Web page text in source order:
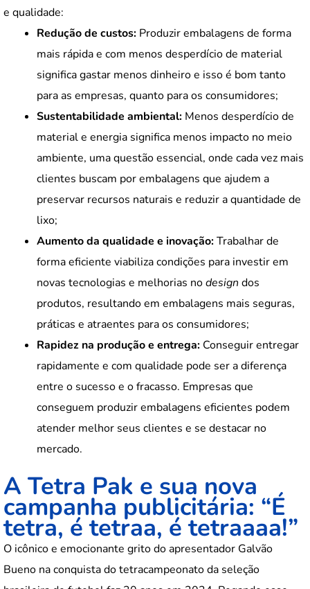
e qualidade:
Redução de custos: Produzir embalagens de forma
mais rápida e com menos desperdício de material
significa gastar menos dinheiro e isso é bom tanto
para as empresas, quanto para os consumidores;
Sustentabilidade ambiental: Menos desperdício de
material e energia significa menos impacto no meio
ambiente, uma questão essencial, onde cada vez mais
clientes buscam por embalagens que ajudem a
preservar recursos naturais e reduzir a quantidade de
lixo;
Aumento da qualidade e inovação:Trabalhar de
forma eficiente viabiliza condições para investir em
novas tecnologias e melhorias nodesign dos
produtos, resultando em embalagens mais seguras,
práticas e atraentes para os consumidores;
Rapidez na produção e entrega: Conseguir entregar
rapidamente e com qualidade pode ser a diferença
entre o sucesso e o fracasso. Empresas que
conseguem produzir embalagens eficientes podem
atender melhor seus clientes e se destacar no
mercado.
A Tetra Pak e sua nova
campanha publicitária: “É
tetra, é tetraa, é tetraaaa!”
O icônico e emocionante grito do apresentador Galvão
Bueno na conquista do tetracampeonato da seleção